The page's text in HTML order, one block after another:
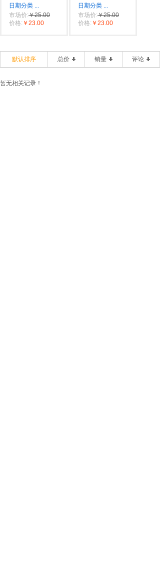
日期分类 ...
市场价:￥25.00
价格: ￥23.00
日期分类 ...
市场价:￥25.00
价格: ￥23.00
默认排序 总价 销量 评论
暂无相关记录！